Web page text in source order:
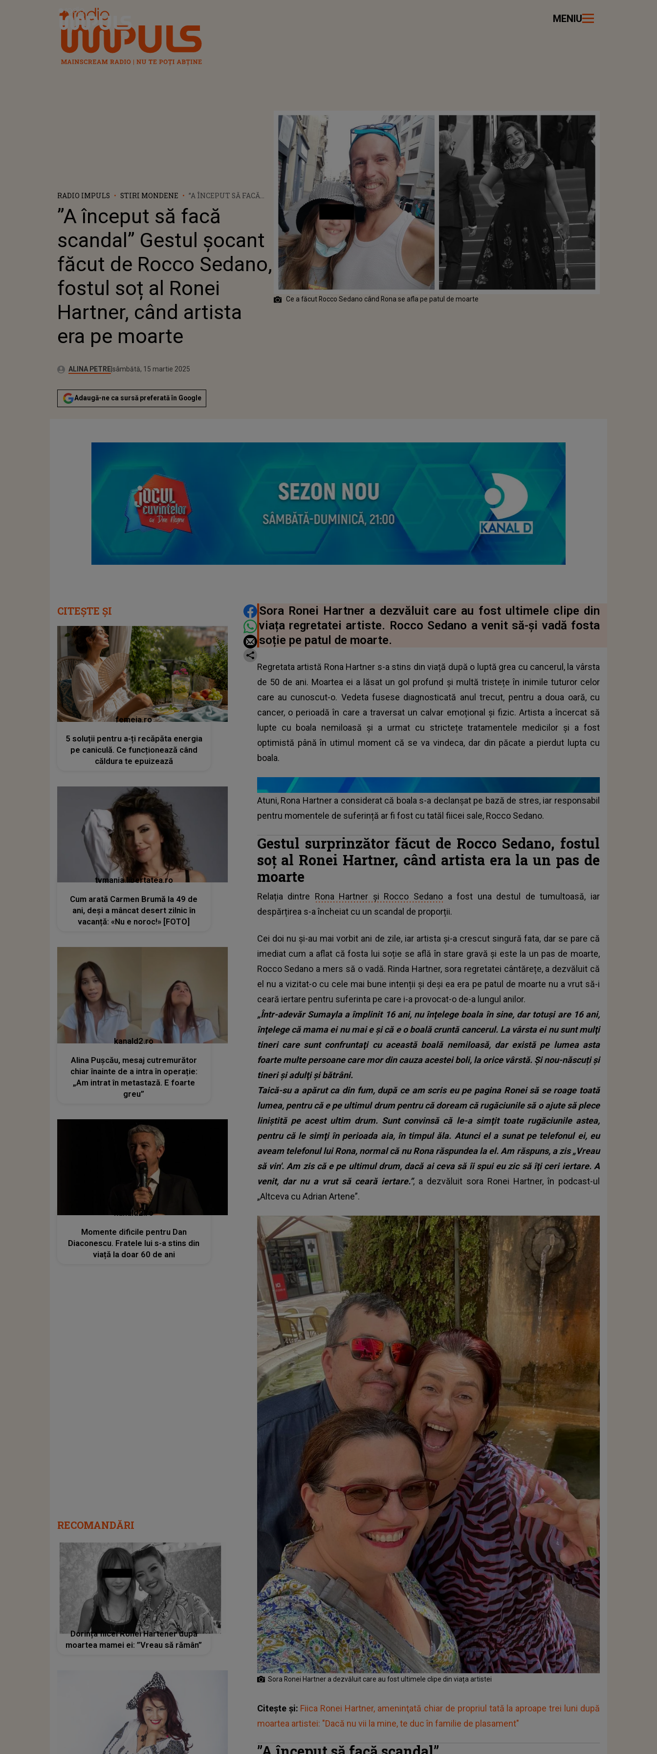
Radio Impuls MENIU
RADIO IMPULS STIRI MONDENE
”A ÎNCEPUT SĂ FACĂ
ȘOCANT FĂCUT DE
ROCCO SEDANO, FOSTUL
SOȚ AL RONEI
HARTNER, CÂND
ARTISTA ERA PE
MOARTE
”A început să facă
scandal” Gestul șocant
făcut de Rocco Sedano,
fostul soț al Ronei
Hartner, când artista
era pe moarte
Autor:ALINA PETREPublicat:
vineri, 15 martie 2024
Actualizat:
sâmbătă, 15 martie 2025
Adaugă-ne ca sursă preferată în Google
Ce a făcut Rocco Sedano când Rona se afla pe patul de moarte
DISTRIBUIE ARTICOLUL
Sora Ronei Hartner a dezvăluit care au fost ultimele clipe din
viața regretatei artiste. Rocco Sedano a venit să-și vadă fosta
soție pe patul de moarte.
Regretata artistă Rona Hartner s-a stins din viață după o luptă grea cu cancerul, la vârsta
de 50 de ani. Moartea ei a lăsat un gol profund și multă tristețe în inimile tuturor celor
care au cunoscut-o. Vedeta fusese diagnosticată anul trecut, pentru a doua oară, cu
cancer, o perioadă în care a traversat un calvar emoțional și fizic. Artista a încercat să
lupte cu boala nemiloasă și a urmat cu strictețe tratamentele medicilor și a fost
optimistă până în utimul moment că se va vindeca, dar din păcate a pierdut lupta cu
boala.
Atuni, Rona Hartner a considerat că boala s-a declanșat pe bază de stres, iar responsabil
pentru momentele de suferință ar fi fost cu tatăl fiicei sale, Rocco Sedano.
Gestul surprinzător făcut de Rocco Sedano, fostul
soț al Ronei Hartner, când artista era la un pas de
moarte
Relația dintre Rona Hartner și Rocco Sedano a fost una destul de tumultoasă, iar
despărțirea s-a încheiat cu un scandal de proporții.
Cei doi nu și-au mai vorbit ani de zile, iar artista și-a crescut singură fata, dar se pare că
imediat cum a aflat că fosta lui soție se află în stare gravă și este la un pas de moarte,
Rocco Sedano a mers să o vadă. Rinda Hartner, sora regretatei cântărețe, a dezvăluit că
el nu a vizitat-o cu cele mai bune intenții și deși ea era pe patul de moarte nu a vrut să-i
ceară iertare pentru suferinta pe care i-a provocat-o de-a lungul anilor.
„Într-adevăr Sumayla a împlinit 16 ani, nu înţelege boala în sine, dar totuşi are 16 ani,
înţelege că mama ei nu mai e şi că e o boală cruntă cancerul. La vârsta ei nu sunt mulţi
tineri care sunt confruntaţi cu această boală nemiloasă, dar există pe lumea asta
foarte multe persoane care mor din cauza acestei boli, la orice vârstă. Şi nou-născuți şi
tineri şi adulţi şi bătrâni.
Taică-su a apărut ca din fum, după ce am scris eu pe pagina Ronei să se roage toată
lumea, pentru că e pe ultimul drum pentru că doream că rugăciunile să o ajute să plece
liniştită pe acest ultim drum. Sunt convinsă că le-a simţit toate rugăciunile astea,
pentru că le simţi în perioada aia, în timpul ăla. Atunci el a sunat pe telefonul ei, eu
aveam telefonul lui Rona, normal că nu Rona răspundea la el. Am răspuns, a zis „Vreau
să vin'. Am zis că e pe ultimul drum, dacă ai ceva să îi spui eu zic să îţi ceri iertare. A
venit, dar nu a vrut să ceară iertare.”, a dezvăluit sora Ronei Hartner, în podcast-ul
„Altceva cu Adrian Artene”.
Sora Ronei Hartner a dezvăluit care au fost ultimele clipe din viața artistei
Citește și: Fiica Ronei Hartner, ameninţată chiar de propriul tată la aproape trei luni după
moartea artistei: "Dacă nu vii la mine, te duc în familie de plasament"
CITEȘTE ȘI
femeia.ro
5 soluții pentru a-ți recăpăta energia
pe caniculă. Ce funcționează când
căldura te epuizează
tvmania.libertatea.ro
Cum arată Carmen Brumă la 49 de
ani, deși a mâncat desert zilnic în
vacanță: «Nu e noroc!» [FOTO]
kanald2.ro
Alina Pușcău, mesaj cutremurător
chiar înainte de a intra în operație:
„Am intrat în metastază. E foarte
greu”
kanald2.ro
Momente dificile pentru Dan
Diaconescu. Fratele lui s-a stins din
viață la doar 60 de ani
RECOMANDĂRI
Dorința fiicei Ronei Hartener după
moartea mamei ei: ”Vreau să rămân”